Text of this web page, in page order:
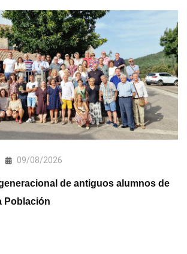
09/08/2026
de antiguos alumnos de
Población